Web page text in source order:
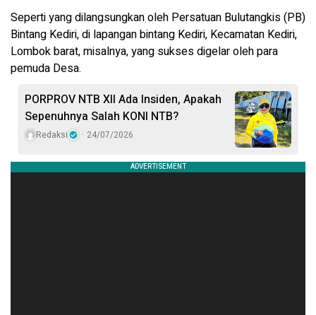
Seperti yang dilangsungkan oleh Persatuan Bulutangkis (PB)
Bintang Kediri, di lapangan bintang Kediri, Kecamatan Kediri,
Lombok barat, misalnya, yang sukses digelar oleh para
pemuda Desa.
PORPROV NTB XII Ada Insiden, Apakah
Sepenuhnya Salah KONI NTB?
Redaksi 24/07/2026